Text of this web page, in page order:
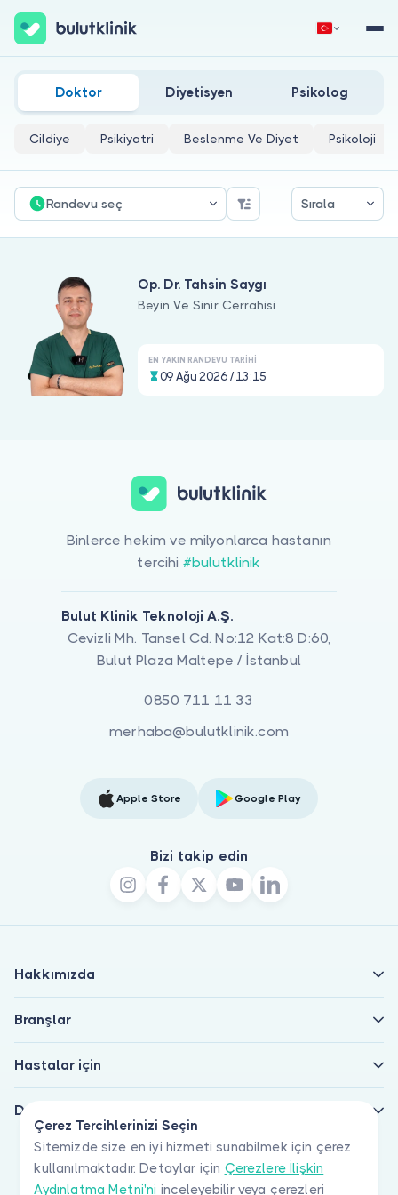
Hastalar için
Doktorlar için
Doktor musunuz?
Hemen Kaydol Giriş Yap
Genicular Sinir Bloğu Ve Ablasyonu Doktorları
Doktor Diyetisyen Psikolog
Cildiye Psikiyatri Beslenme Ve Diyet Psikoloji
Randevu seç Sırala
Op. Dr. Tahsin Saygı
Beyin Ve Sinir Cerrahisi
EN YAKIN RANDEVU TARIHI
09 Ağu 2026 / 13:15
Çerez Tercihlerinizi Seçin
Sitemizde size en iyi hizmeti sunabilmek için çerez
kullanılmaktadır. Detaylar için Çerezlere İlişkin
Aydınlatma Metni'ni inceleyebilir veya çerezleri
Binlerce hekim ve milyonlarca hastanın
tercihi #bulutklinik
Bulut Klinik Teknoloji A.Ş.
Cevizli Mh. Tansel Cd. No:12 Kat:8 D:60,
Bulut Plaza Maltepe / İstanbul
0850 711 11 33
merhaba@bulutklinik.com
Apple Store Google Play
Bizi takip edin
Hakkımızda
Branşlar
Hastalar için
Doktorlar için